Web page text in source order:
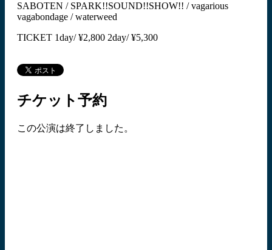
SABOTEN / SPARK!!SOUND!!SHOW!! / vagarious
vagabondage / waterweed
TICKET 1day/ ¥2,800 2day/ ¥5,300
チケット予約
この公演は終了しました。